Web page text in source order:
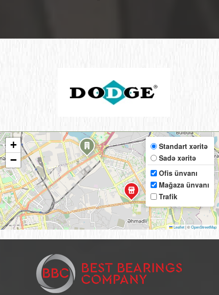
+
−
Standart xəritə
Sadə xəritə
Ofis ünvanı
Mağaza ünvanı
Trafik
Leaflet|©OpenStreetMap